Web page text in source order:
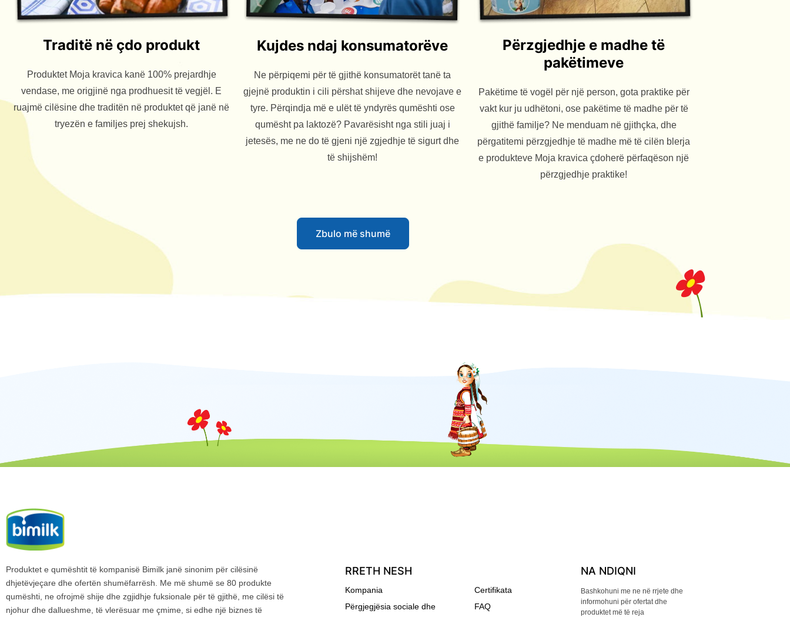
Traditë në çdo produkt
Produktet Moja kravica kanë 100% prejardhje
vendase, me origjinë nga prodhuesit të vegjël. E
ruajmë cilësine dhe traditën në produktet që janë në
tryezën e familjes prej shekujsh.
Kujdes ndaj konsumatorëve
Ne përpiqemi për të gjithë konsumatorët tanë ta
gjejnë produktin i cili përshat shijeve dhe nevojave e
tyre. Përqindja më e ulët të yndyrës qumështi ose
qumësht pa laktozë? Pavarësisht nga stili juaj i
jetesës, me ne do të gjeni një zgjedhje të sigurt dhe
të shijshëm!
Përzgjedhje e madhe të
pakëtimeve
Pakëtime të vogël për një person, gota praktike për
vakt kur ju udhëtoni, ose pakëtime të madhe për të
gjithë familje? Ne menduam në gjithçka, dhe
përgatitemi përzgjedhje të madhe më të cilën blerja
e produkteve Moja kravica çdoherë përfaqëson një
përzgjedhje praktike!
Zbulo më shumë
Produktet e qumështit të kompanisë Bimilk janë sinonim për cilësinë
dhjetëvjeçare dhe ofertën shumëfarrësh. Me më shumë se 80 produkte
qumështi, ne ofrojmë shije dhe zgjidhje fuksionale për të gjithë, me cilësi të
njohur dhe dallueshme, të vlerësuar me çmime, si edhe një biznes të
RRETH NESH
Kompania
Përgjegjësia sociale dhe
Certifikata
FAQ
NA NDIQNI
Bashkohuni me ne në rrjete dhe
informohuni për ofertat dhe
produktet më të reja